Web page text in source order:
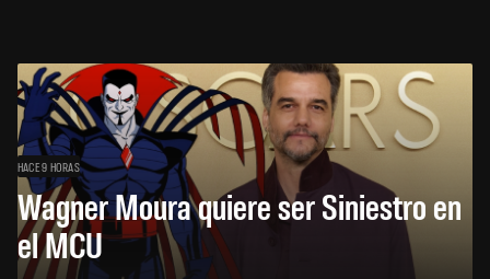
HACE 9 HORAS
Wagner Moura quiere ser Siniestro en
el MCU